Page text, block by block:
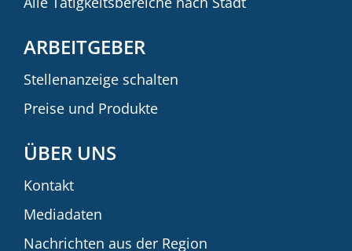
ARBEITGEBER
Stellenanzeige schalten
Preise und Produkte
ÜBER UNS
Kontakt
Mediadaten
Nachrichten aus der Region